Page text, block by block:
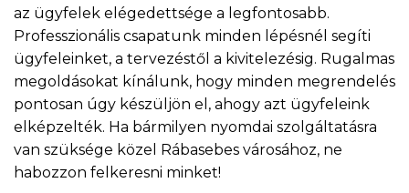
az ügyfelek elégedettsége a legfontosabb.
Professzionális csapatunk minden lépésnél segíti
ügyfeleinket, a tervezéstől a kivitelezésig. Rugalmas
megoldásokat kínálunk, hogy minden megrendelés
pontosan úgy készüljön el, ahogy azt ügyfeleink
elképzelték. Ha bármilyen nyomdai szolgáltatásra
van szüksége közel Rábasebes városához, ne
habozzon felkeresni minket!